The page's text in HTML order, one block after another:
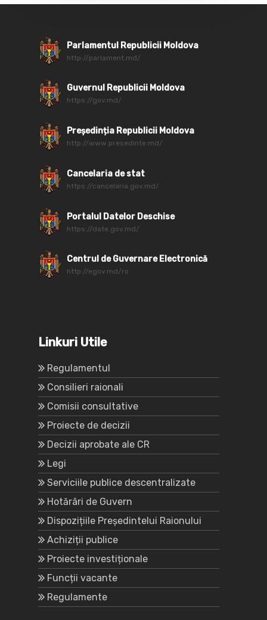
Parlamentul Republicii Moldova
http://parlament.md/
Guvernul Republicii Moldova
https://gov.md/
Președinția Republicii Moldova
http://www.presedinte.md/
Cancelaria de stat
https://cancelaria.gov.md/
Portalul Datelor Deschise
https://date.gov.md/
Centrul de Guvernare Electronică
http://egov.md/ro
Linkuri Utile
Regulamentul
Consilieri raionali
Comisii consultative
Proiecte de decizii
Decizii aprobate ale CR
Legi
Serviciile publice descentralizate
Hotărâri de Guvern
Dispozițiile Președintelui Raionului
Achiziții publice
Proiecte investiționale
Funcții vacante
Regulamente